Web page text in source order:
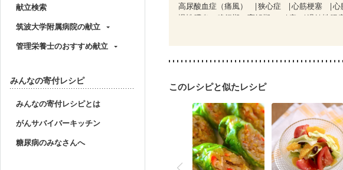
献立検索
筑波大学附属病院の献立
管理栄養士のおすすめ献立
みんなの寄付レシピ
みんなの寄付レシピとは
がんサバイバーキッチン
糖尿病のみなさんへ
高尿酸血症（痛風）
狭心症 心筋梗塞 心
慢性膵炎（移行期・寛解期）
痔 過敏性腸
妊婦健診・血圧が気になる（初期）
妊婦健
フレイル（年齢に合わせた体作り）
このレシピと似たレシピ